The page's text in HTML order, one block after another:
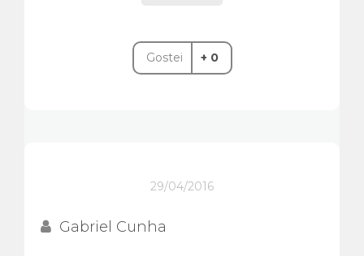
Gostei + 0
29/04/2016
Gabriel Cunha